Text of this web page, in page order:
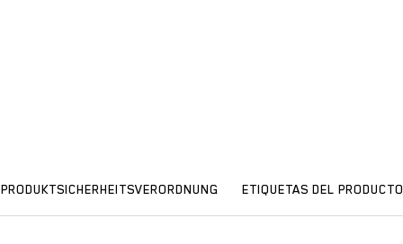
PRODUKTSICHERHEITSVERORDNUNG ETIQUETAS DEL PRODUCTO